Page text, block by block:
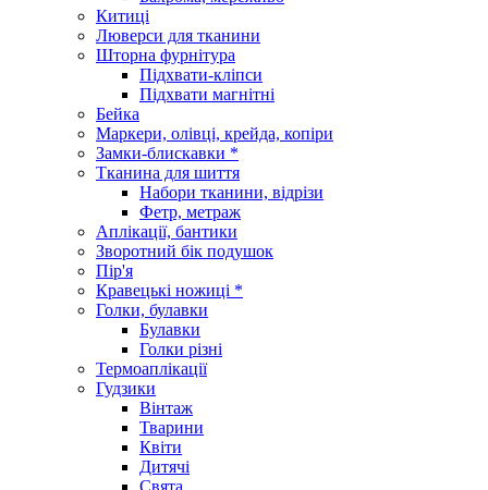
Китиці
Люверси для тканини
Шторна фурнітура
Підхвати-кліпси
Підхвати магнітні
Бейка
Маркери, олівці, крейда, копіри
Замки-блискавки *
Тканина для шиття
Набори тканини, відрізи
Фетр, метраж
Аплікації, бантики
Зворотний бік подушок
Пір'я
Кравецькі ножиці *
Голки, булавки
Булавки
Голки різні
Термоаплікації
Гудзики
Вінтаж
Тварини
Квіти
Дитячі
Свята